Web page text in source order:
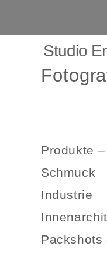
Studio
Produkte
Schmuck
Industrie
Packshots